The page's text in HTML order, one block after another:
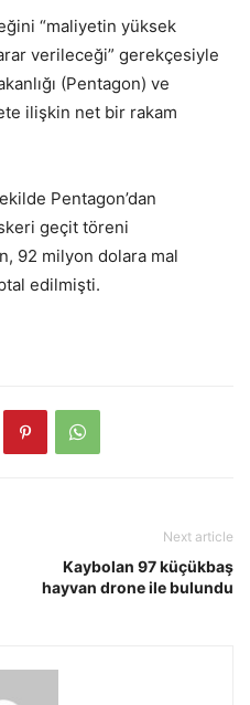
“maliyetin yüksek
verileceği” gerekçesiyle
(Pentagon) ve
ilişkin net bir rakam
Pentagon’dan
geçit töreni
92 milyon dolara mal
edilmişti.
Next article
Kaybolan 97 küçükbaş
hayvan drone ile bulundu